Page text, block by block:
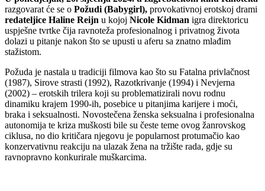
razgovarat će se o Požudi (Babygirl), provokativnoj erotskoj drami
redateljice Haline Reijn u kojoj Nicole Kidman igra direktoricu
uspješne tvrtke čija ravnoteža profesionalnog i privatnog života
dolazi u pitanje nakon što se upusti u aferu sa znatno mlađim
stažistom.
Požuda je nastala u tradiciji filmova kao što su Fatalna privlačnost
(1987), Sirove strasti (1992), Razotkrivanje (1994) i Nevjerna
(2002) – erotskih trilera koji su problematizirali novu rodnu
dinamiku krajem 1990-ih, posebice u pitanjima karijere i moći,
braka i seksualnosti. Novostečena ženska seksualna i profesionalna
autonomija te kriza muškosti bile su česte teme ovog žanrovskog
ciklusa, no dio kritičara njegovu je popularnost protumačio kao
konzervativnu reakciju na ulazak žena na tržište rada, gdje su
ravnopravno konkurirale muškarcima.